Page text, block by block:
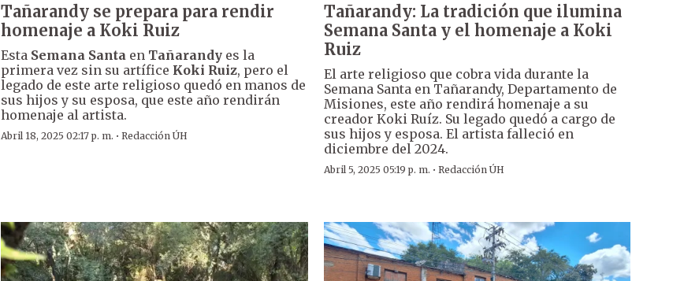
Tañarandy se prepara para rendir
homenaje a Koki Ruiz
Esta Semana Santa en Tañarandy es la
primera vez sin su artífice Koki Ruiz, pero el
legado de este arte religioso quedó en manos de
sus hijos y su esposa, que este año rendirán
homenaje al artista.
Abril 18, 2025 02:17 p. m. ·Redacción ÚH
Tañarandy: La tradición que ilumina
Semana Santa y el homenaje a Koki
Ruiz
El arte religioso que cobra vida durante la
Semana Santa en Tañarandy, Departamento de
Misiones, este año rendirá homenaje a su
creador Koki Ruíz. Su legado quedó a cargo de
sus hijos y esposa. El artista falleció en
diciembre del 2024.
Abril 5, 2025 05:19 p. m. · Redacción ÚH